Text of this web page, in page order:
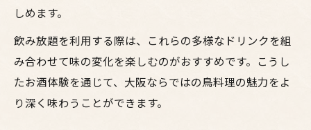
しめます。
飲み放題を利用する際は、これらの多様なドリンクを組
み合わせて味の変化を楽しむのがおすすめです。こうし
たお酒体験を通じて、大阪ならではの鳥料理の魅力をよ
り深く味わうことができます。